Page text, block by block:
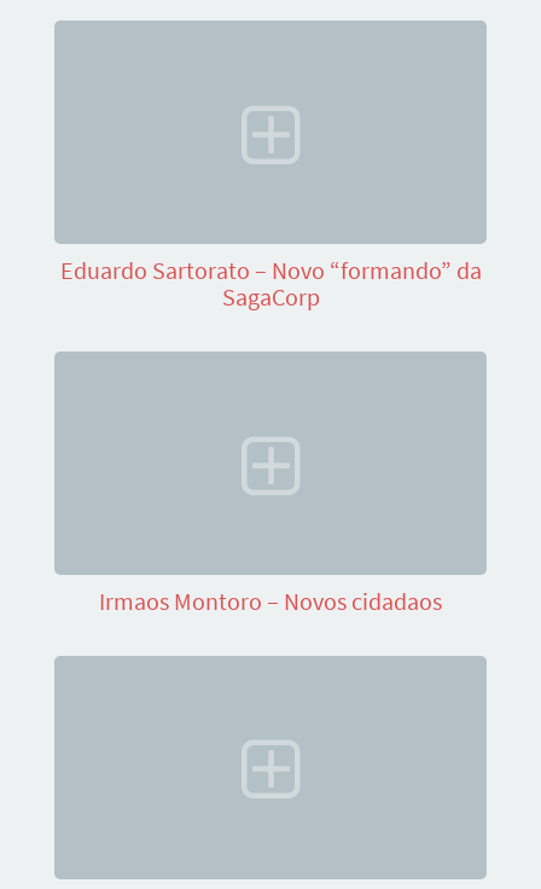
Eduardo Sartorato – Novo “formando” da
SagaCorp
Irmaos Montoro – Novos cidadaos